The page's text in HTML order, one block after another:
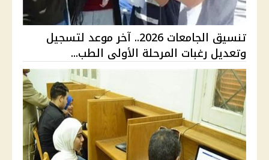
تنسيق الجامعات 2026.. آخر موعد لتسجيل
وتعديل رغبات المرحلة الأولى الطب...